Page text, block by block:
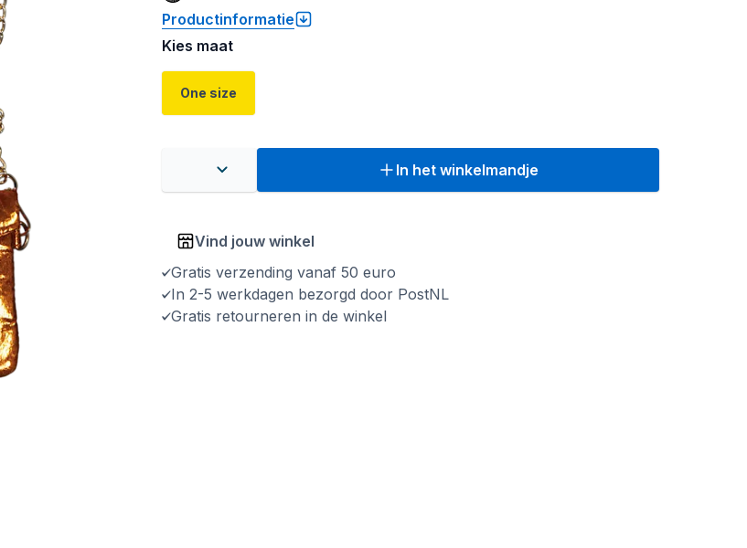
Productinformatie
Kies maat
One size
In het winkelmandje
Vind jouw winkel
Gratis verzending vanaf 50 euro
In 2-5 werkdagen bezorgd door PostNL
Gratis retourneren in de winkel